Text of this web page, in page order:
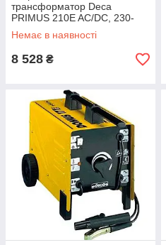
трансформатор Deca
PRIMUS 210E AC/DC, 230-
400В
Немає в наявності
8 528 ₴